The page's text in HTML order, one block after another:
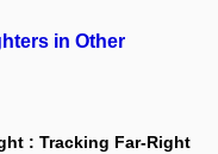
in Other
: Tracking Far-Right